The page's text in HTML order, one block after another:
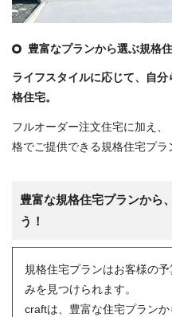
豊富なプランから選ぶ規格住
ライフスタイルに応じて、自
格住宅。
フルオーダー注文住宅に加え、
格でご提供できる規格住宅プラ
豊富な規格住宅プランから
う！
規格住宅プランはお客様の
みを見つけられます。
craftは、豊富な住宅プラン